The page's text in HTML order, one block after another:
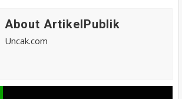
About ArtikelPublik
Uncak.com